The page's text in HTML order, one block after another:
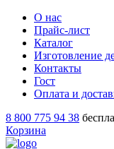
О нас
Прайс-лист
Каталог
Изготовление
Контакты
Гост
Оплата и
8 800 775 94 38
Корзина